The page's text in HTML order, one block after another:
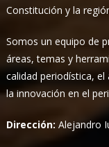
Constitución y la
Somos un equipo de
áreas, temas y
calidad periodística,
la innovación en el
Dirección:Alejandro